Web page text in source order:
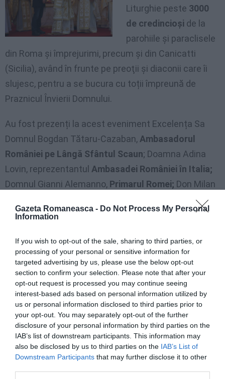
Gazeta Romaneasca - Do Not Process My Personal
Information
If you wish to opt-out of the sale, sharing to third parties, or
processing of your personal or sensitive information for
targeted advertising by us, please use the below opt-out
section to confirm your selection. Please note that after your
opt-out request is processed you may continue seeing
interest-based ads based on personal information utilized by
us or personal information disclosed to third parties prior to
your opt-out. You may separately opt-out of the further
disclosure of your personal information by third parties on the
IAB’s list of downstream participants. This information may
also be disclosed by us to third parties on the IAB’s List of
Downstream Participants that may further disclose it to other
Liturghie peste 3000
de credincioşi de la
parohiile și paraclisele
din Roma şi împrejurimi, precum și din Canicatti
(Sicilia), având în frunte pe preoţii şi diaconii care îi
slujesc, pentru a se bucura cu toții împreună de
Praznicul Învierii Domnului.
Au fost prezenți la acest eveniment Excelența Sa
Domnul Bogdan Tătaru-Cazaban,Ambasadorul
României pe Lângă Sfântul Scaun; Doamna Adina
Lovin, reprezentantul Ambasadei României în Italia;
Domnul Gianni Alemanno, Primarul Romei; Don Milan
pentru
Unitatea Creștinilor – Vatican, care au adresat câte
La eveniment a mai
participat si un grup de
profesori și elevi de la
Colegiile Naționale din
Brașov, veniți la Roma
cu ocazia împlinirii
astăzi a1900 de ani de la inaugurarea Columnei lui
Traian.La final, s-a binecuvântat Troița de la sediul
episcopiei, întru cinstirea și pomenirea tuturor